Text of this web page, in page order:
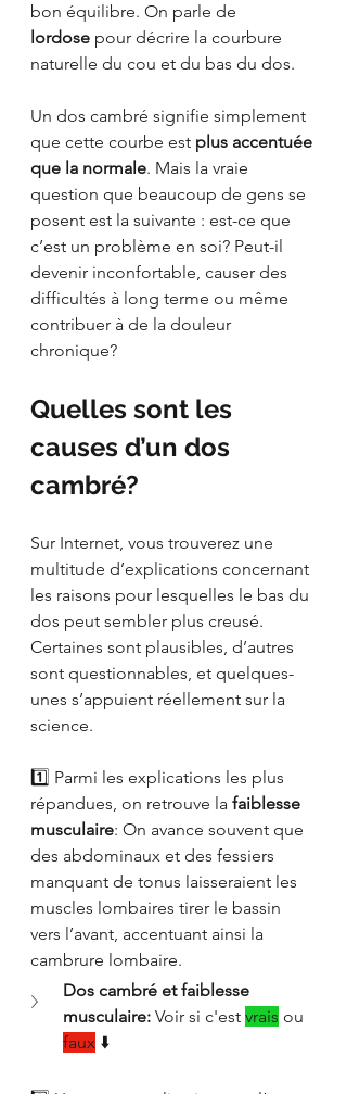
bon équilibre. On parle de
lordose pour décrire la courbure
naturelle du cou et du bas du dos.
Un dos cambré signifie simplement
que cette courbe est plus accentuée
que la normale. Mais la vraie
question que beaucoup de gens se
posent est la suivante : est-ce que
c’est un problème en soi? Peut-il
devenir inconfortable, causer des
difficultés à long terme ou même
contribuer à de la douleur
chronique?
Quelles sont les
causes d’un dos
cambré?
Sur Internet, vous trouverez une
multitude d’explications concernant
les raisons pour lesquelles le bas du
dos peut sembler plus creusé.
Certaines sont plausibles, d’autres
sont questionnables, et quelques-
unes s’appuient réellement sur la
science.
1️⃣ Parmi les explications les plus
répandues, on retrouve la faiblesse
musculaire: On avance souvent que
des abdominaux et des fessiers
manquant de tonus laisseraient les
muscles lombaires tirer le bassin
vers l’avant, accentuant ainsi la
cambrure lombaire.
Dos cambré et faiblesse
musculaire: Voir si c'est vrais ou
faux ⬇️